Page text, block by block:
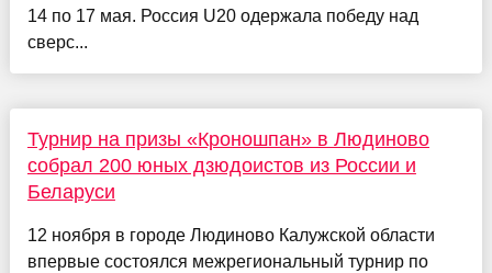
14 по 17 мая. Россия U20 одержала победу над
сверс...
Турнир на призы «Кроношпан» в Людиново
собрал 200 юных дзюдоистов из России и
Беларуси
12 ноября в городе Людиново Калужской области
впервые состоялся межрегиональный турнир по